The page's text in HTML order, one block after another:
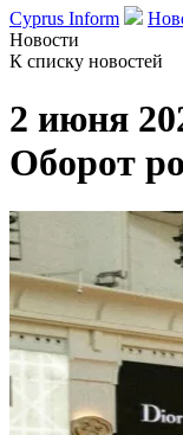
Cyprus Inform
Новости
К списку новостей
2 июня
Оборот